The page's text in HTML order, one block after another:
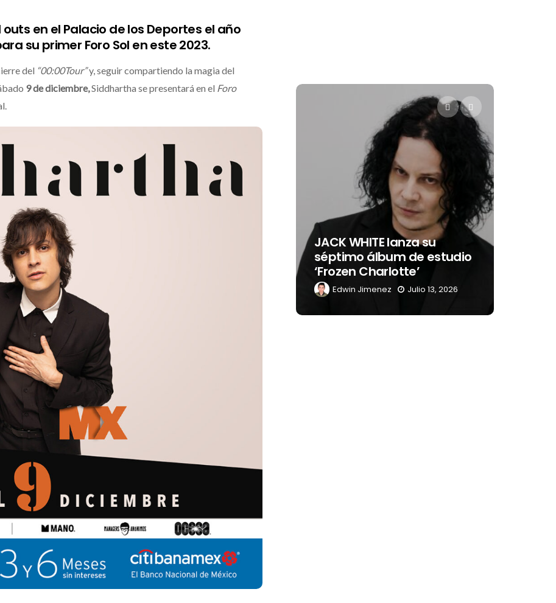
en el Palacio de los Deportes el año
su primer Foro Sol en este 2023.
del “00:00Tour”y, seguir compartiendo la magia del
9 de diciembre,Siddhartha se presentará en el Foro
Dos Equis 2026: La
celebración sonora
transformará las
de Boca del Río y
Edwin Jimenez
séptimo álbum de estudio
Julio 13, 2026
Levi’s® presenta a Belinda
como su nueva
embajadora para
Latinoamérica
Edwin Jimenez